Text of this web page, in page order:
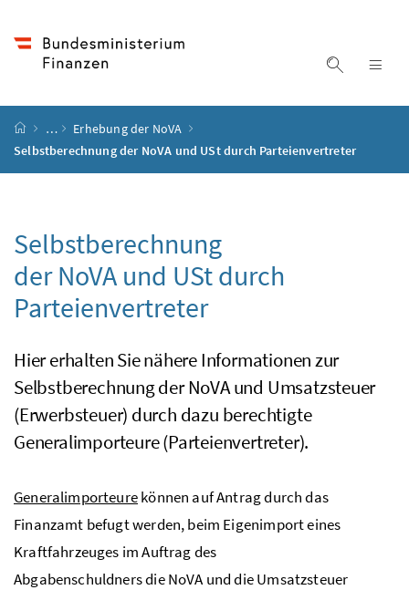
Suche
Startseite
…
Erhebung der NoVA
Selbstberechnung der NoVA und USt durch Parteienvertreter
Selbstberechnung
derNoVA und UStdurch
Parteienvertreter
Hier erhalten Sie nähere Informationen zur
Selbstberechnung derNoVAund Umsatzsteuer
(Erwerbsteuer) durch dazu berechtigte
Generalimporteure (Parteienvertreter).
Generalimporteurekönnen auf Antrag durch das
Finanzamt befugt werden, beim Eigenimport eines
Kraftfahrzeuges im Auftrag des
Abgabenschuldners dieNoVA und die Umsatzsteuer